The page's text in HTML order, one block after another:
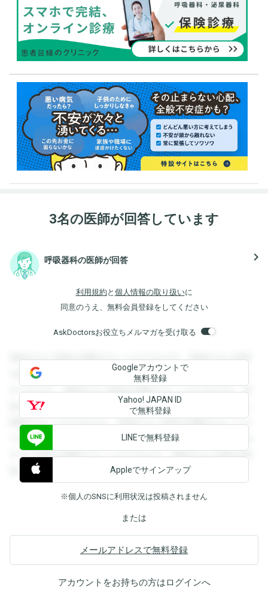
3名の医師が回答しています
呼吸器科の医師が回答 navigate_next
利用規約 と 個人情報の取り扱いに
同意のうえ、無料会員登録をしてください
AskDoctorsお役立ちメルマガを受け取る
登録すると回答を閲覧することができます。登録すると回答
を閲覧することができます。登録すると回答を閲覧すること
ができます。登録すると回答を閲覧することができます。登
録すると回答を閲覧することができます。登録すると回答を
閲覧することができます。登録すると回答を閲覧することが
できます。登録すると回答を閲覧することができます。登録
すると回答を閲覧することができます。登録すると回答を閲
覧することができます。
Googleアカウントで
無料登録
Yahoo! JAPAN ID
で無料登録
LINEで無料登録
Appleでサインアップ
※個人のSNSに利用状況は投稿されません
または
メールアドレスで無料登録
アカウントをお持ちの方はログインへ